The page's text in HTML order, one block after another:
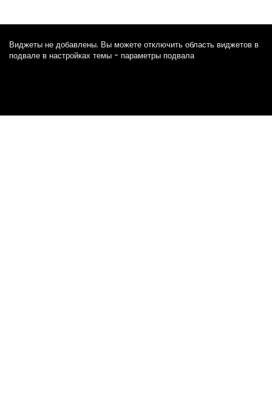
Виджеты не добавлены. Вы можете отключить область виджетов в
подвале в настройках темы - параметры подвала